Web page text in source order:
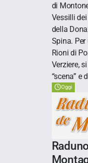
di
Vessilli
della
Spina.
Rioni di
Verziere,
“scena” e
Oggi